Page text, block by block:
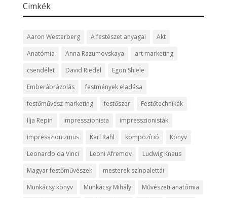
Cimkék
Aaron Westerberg A festészet anyagai
Akt
Anatómia
Anna Razumovskaya
art marketing
csendélet
David Riedel
Egon Shiele
Emberábrázolás
festmények eladása
festőművész marketing
festőszer
Festőtechnikák
Ilja Repin
impresszionista
impresszionisták
impresszionizmus
Karl Rahl kompozíció
Könyv
Leonardo da Vinci
Leoni Afremov
Ludwig Knaus
Magyar festőművészek
mesterek színpalettái
Munkácsy könyv
Munkácsy Mihály
Művészeti anatómia